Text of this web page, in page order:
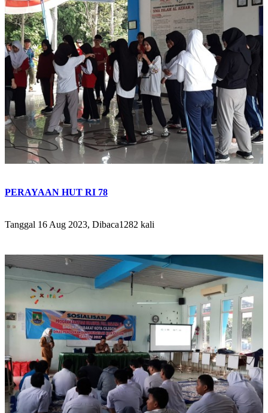
PERAYAAN HUT RI 78
Tanggal 16 Aug 2023, Dibaca1282 kali